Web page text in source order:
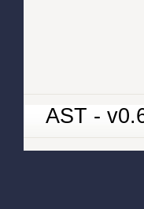
AST -